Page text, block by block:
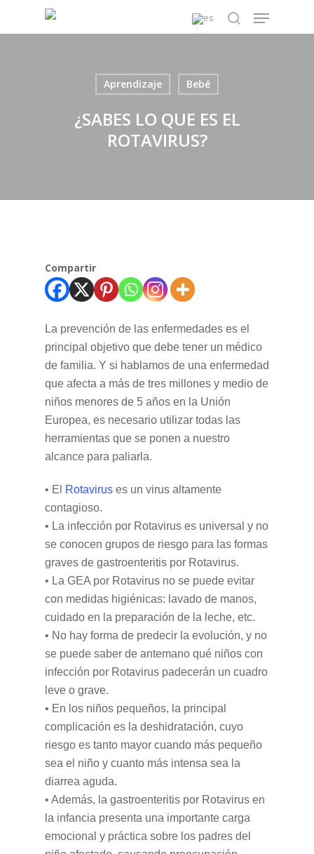
search
Menu
Aprendizaje Bebé
¿SABES LO QUE ES EL
ROTAVIRUS?
Compartir
La prevención de las enfermedades es el
principal objetivo que debe tener un médico
de familia. Y si hablamos de una enfermedad
que afecta a más de tres millones y medio de
niños menores de 5 años en la Unión
Europea, es necesario utilizar todas las
herramientas que se ponen a nuestro
alcance para paliarla.
• El Rotavirus es un virus altamente
contagioso.
• La infección por Rotavirus es universal y no
se conocen grupos de riesgo para las formas
graves de gastroenteritis por Rotavirus.
• La GEA por Rotavirus no se puede evitar
con medidas higiénicas: lavado de manos,
cuidado en la preparación de la leche, etc.
• No hay forma de predecir la evolución, y no
se puede saber de antemano qué niños con
infección por Rotavirus padecerán un cuadro
leve o grave.
• En los niños pequeños, la principal
complicación es la deshidratación, cuyo
riesgo es tanto mayor cuando más pequeño
sea el niño y cuanto más intensa sea la
diarrea aguda.
• Además, la gastroenteritis por Rotavirus en
la infancia presenta una importante carga
emocional y práctica sobre los padres del